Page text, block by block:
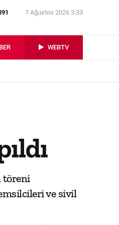
7 Ağustos 2026 3:33
WEBTV
töreni
ve sivil